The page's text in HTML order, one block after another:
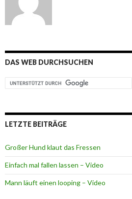
DAS WEB DURCHSUCHEN
LETZTE BEITRÄGE
Großer Hund klaut das Fressen
Einfach mal fallen lassen – Video
Mann läuft einen looping – Video